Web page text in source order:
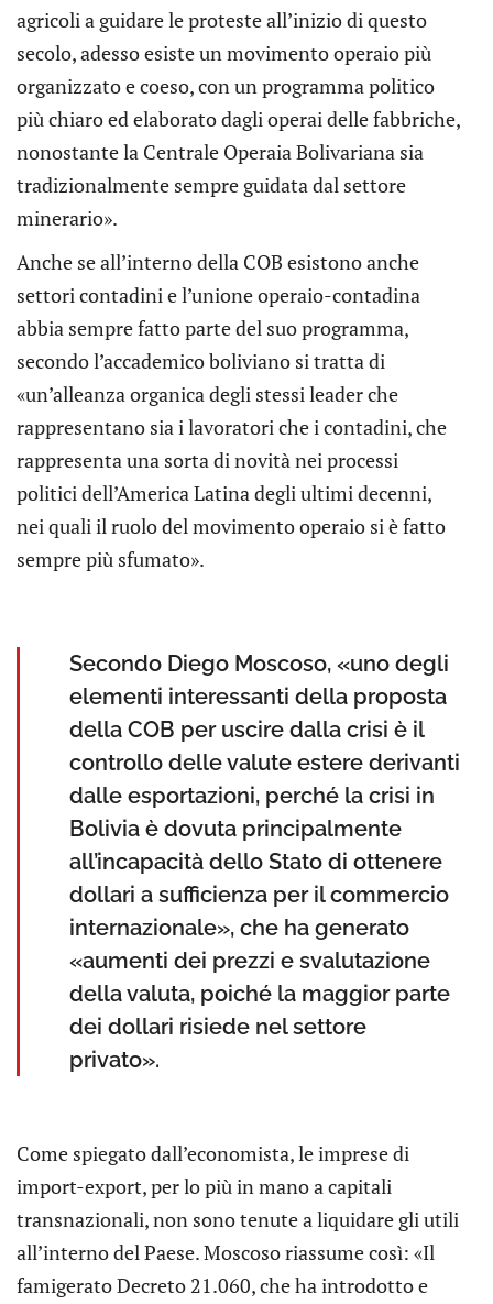
agricoli a guidare le proteste all’inizio di questo
secolo, adesso esiste un movimento operaio più
organizzato e coeso, con un programma politico
più chiaro ed elaborato dagli operai delle fabbriche,
nonostante la Centrale Operaia Bolivariana sia
tradizionalmente sempre guidata dal settore
minerario».
Anche se all’interno della COB esistono anche
settori contadini e l’unione operaio-contadina
abbia sempre fatto parte del suo programma,
secondo l’accademico boliviano si tratta di
«un’alleanza organica degli stessi leader che
rappresentano sia i lavoratori che i contadini, che
rappresenta una sorta di novità nei processi
politici dell’America Latina degli ultimi decenni,
nei quali il ruolo del movimento operaio si è fatto
sempre più sfumato».
Secondo Diego Moscoso, «uno degli
elementi interessanti della proposta
della COB per uscire dalla crisi è il
controllo delle valute estere derivanti
dalle esportazioni, perché la crisi in
Bolivia è dovuta principalmente
all’incapacità dello Stato di ottenere
dollari a sufficienza per il commercio
internazionale», che ha generato
«aumenti dei prezzi e svalutazione
della valuta, poiché la maggior parte
dei dollari risiede nel settore
privato».
Come spiegato dall’economista, le imprese di
import-export, per lo più in mano a capitali
transnazionali, non sono tenute a liquidare gli utili
all’interno del Paese. Moscoso riassume così: «Il
famigerato Decreto 21.060, che ha introdotto e